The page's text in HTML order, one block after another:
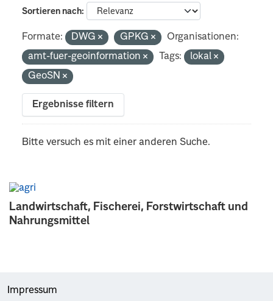
Landwirtschaft, Fischerei, Forstwirtschaft und
Nahrungsmittel
Sortieren nach
Formate: DWG GPKG
Organisationen:
amt-fuer-geoinformation
Tags:
lokal
GeoSN
Ergebnisse filtern
Bitte versuch es mit einer anderen Suche.
Impressum